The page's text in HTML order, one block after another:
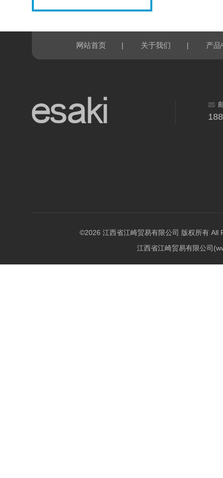
网站首页 | 关于我们 | 产品
©2026 江西省江崎贸易有限公司 版权所有 All
江西省江崎贸易有限公司